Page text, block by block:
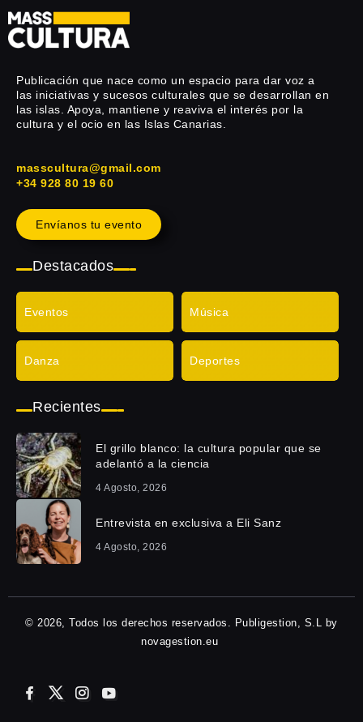
Publicación que nace como un espacio para dar voz a
las iniciativas y sucesos culturales que se desarrollan en
las islas. Apoya, mantiene y reaviva el interés por la
cultura y el ocio en las Islas Canarias.
masscultura@gmail.com
+34 928 80 19 60
Envíanos tu evento
Destacados
Eventos Música
Danza Deportes
Recientes
El grillo blanco: la cultura popular que se
adelantó a la ciencia
4 Agosto, 2026
Entrevista en exclusiva a Eli Sanz
4 Agosto, 2026
© 2026, Todos los derechos reservados. Publigestion, S.L by
novagestion.eu